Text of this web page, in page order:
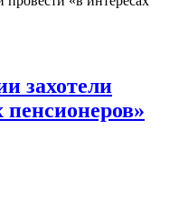
захотели
пенсионеров»